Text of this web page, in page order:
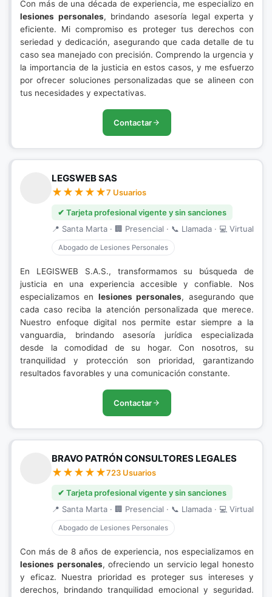
Con más de una década de experiencia, me especializo en
lesiones personales, brindando asesoría legal experta y
eficiente. Mi compromiso es proteger tus derechos con
seriedad y dedicación, asegurando que cada detalle de tu
caso sea manejado con precisión. Comprendo la urgencia y
la importancia de la justicia en estos casos, y me esfuerzo
por ofrecer soluciones personalizadas que se alineen con
tus necesidades y expectativas.
Contactar
LEGSWEB SAS
7 Usuarios
✔ Tarjeta profesional vigente y sin sanciones
📍 Santa Marta · 🏢 Presencial · 📞 Llamada · 💻 Virtual
Abogado de Lesiones Personales
En LEGISWEB S.A.S., transformamos su búsqueda de
justicia en una experiencia accesible y confiable. Nos
especializamos en lesiones personales, asegurando que
cada caso reciba la atención personalizada que merece.
Nuestro enfoque digital nos permite estar siempre a la
vanguardia, brindando asesoría jurídica especializada
desde la comodidad de su hogar. Con nosotros, su
tranquilidad y protección son prioridad, garantizando
resultados favorables y una comunicación constante.
Contactar
BRAVO PATRÓN CONSULTORES LEGALES
723 Usuarios
✔ Tarjeta profesional vigente y sin sanciones
📍 Santa Marta · 🏢 Presencial · 📞 Llamada · 💻 Virtual
Abogado de Lesiones Personales
Con más de 8 años de experiencia, nos especializamos en
lesiones personales, ofreciendo un servicio legal honesto
y eficaz. Nuestra prioridad es proteger sus intereses y
derechos, brindando tranquilidad emocional y seguridad.